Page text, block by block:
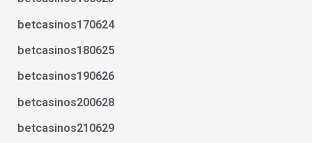
betcasinos170624
betcasinos180625
betcasinos190626
betcasinos200628
betcasinos210629